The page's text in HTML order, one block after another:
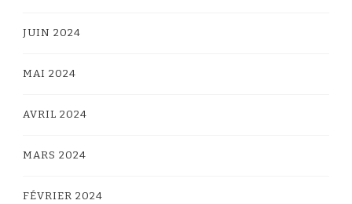
JUIN 2024
MAI 2024
AVRIL 2024
MARS 2024
FÉVRIER 2024